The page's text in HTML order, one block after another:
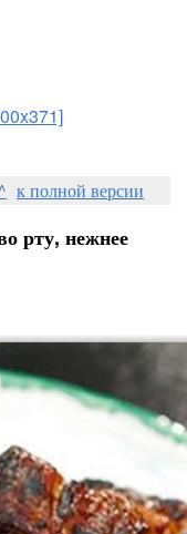
к полной версии
рту, нежнее